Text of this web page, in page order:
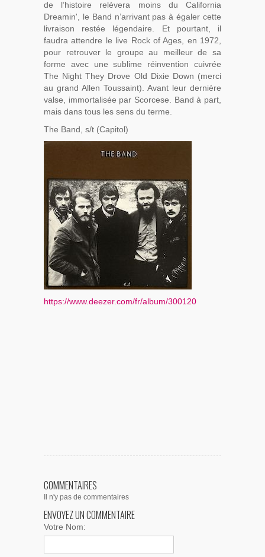
de l’histoire relèvera moins du California
Dreamin', le Band n’arrivant pas à égaler cette
livraison restée légendaire. Et pourtant, il
faudra attendre le live Rock of Ages, en 1972,
pour retrouver le groupe au meilleur de sa
forme avec une sublime réinvention cuivrée
The Night They Drove Old Dixie Down (merci
au grand Allen Toussaint). Avant leur dernière
valse, immortalisée par Scorcese. Band à part,
mais dans tous les sens du terme.
The Band, s/t (Capitol)
https://www.deezer.com/fr/album/300120
COMMENTAIRES
Il n'y pas de commentaires
ENVOYEZ UN COMMENTAIRE
Votre Nom: